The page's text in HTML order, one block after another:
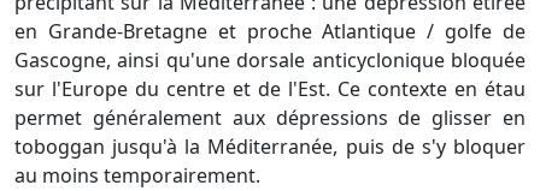
en Grande-Bretagne et proche Atlantique / golfe de
Gascogne, ainsi qu'une dorsale anticyclonique bloquée
sur l'Europe du centre et de l'Est. Ce contexte en étau
permet généralement aux dépressions de glisser en
toboggan jusqu'à la Méditerranée, puis de s'y bloquer
au moins temporairement.